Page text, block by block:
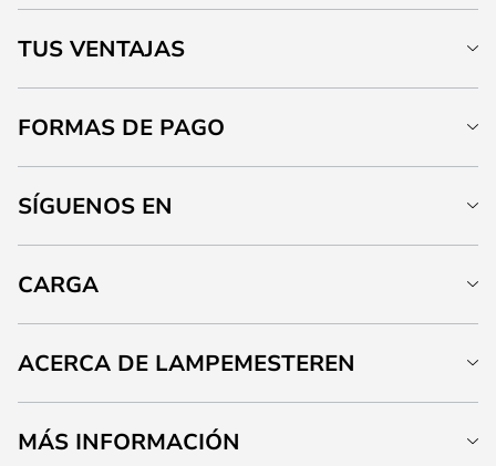
TUS VENTAJAS
FORMAS DE PAGO
SÍGUENOS EN
CARGA
ACERCA DE LAMPEMESTEREN
MÁS INFORMACIÓN